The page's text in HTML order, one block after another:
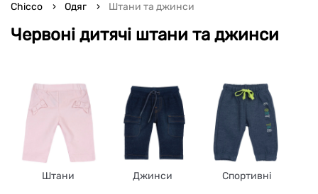
Червоні дитячі штани та джинси
Chicco Одяг Штани та джинси
Штани Джинси Спортивні